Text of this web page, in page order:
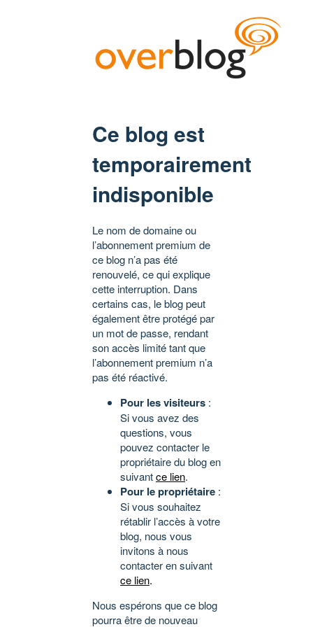
Ce blog est
temporairement
indisponible
Le nom de domaine ou
l’abonnement premium de
ce blog n’a pas été
renouvelé, ce qui explique
cette interruption. Dans
certains cas, le blog peut
également être protégé par
un mot de passe, rendant
son accès limité tant que
l’abonnement premium n’a
pas été réactivé.
Pour les visiteurs :
Si vous avez des
questions, vous
pouvez contacter le
propriétaire du blog en
suivantce lien.
Pour le propriétaire :
Si vous souhaitez
rétablir l’accès à votre
blog, nous vous
invitons à nous
contacter en suivant
ce lien.
Nous espérons que ce blog
pourra être de nouveau